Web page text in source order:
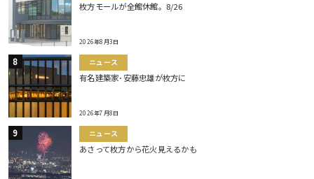
枚方モールが全館休館。8/26
2026年8月3日
ニュース
有名建築家･安藤忠雄が枚方に
2026年7月8日
ニュース
あさって枚方から花火見えるかも